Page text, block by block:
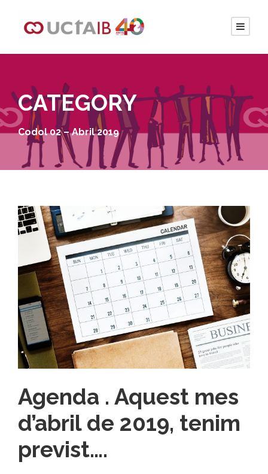
CATEGORY
Codol 02 – Abril 2019
Agenda . Aquest mes
d’abril de 2019, tenim
previst….